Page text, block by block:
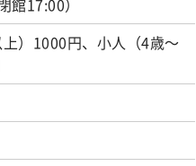
館17:00）
）1000円、小人（4歳～